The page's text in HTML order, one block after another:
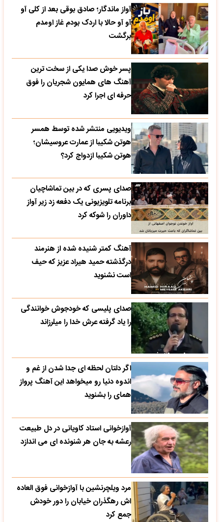
آواز ماندگار؛ صادق بوقی بعد از کلی آو
آو آو حالا با اردک بودم غاز اومدم
برگشت
پسر خوش صدا یکی از سخت ترین
آهنگ های همایون شجریان را فوق
حرفه ای اجرا کرد
ویدیویی منتشر شده توسط همسر
هوتن شکیبا از عمارت عروسیشان؛
هوتن شکیبا ازدواج کرد؟
صدای پسری که در بین تماشاچیان
برنامه تلویزیونی یک دفعه زد زیر آواز
داوران را شوکه کرد
آهنگ کمتر شنیده شده از هنرمند
درگذشته حمید هیراد عزیز که حیف
است نشنوید
صدای پلیسی که خودجوش خوانندگی
را یاد گرفته عرش خدا را میلرزاند
اگر دلتان لحظه ای جدا شدن از غم و
اندوه دنیا رو میخواهد این آهنگ پرواز
همای را بشنوید
آوازخوانی استاد کاویانی در دل طبیعت
رعشه به جان هر شنونده ای می اندازد
مرد ویلچرنشین با آوازخوانی فوق العاده
اش رهگذران خیابان را دور خودش
جمع کرد